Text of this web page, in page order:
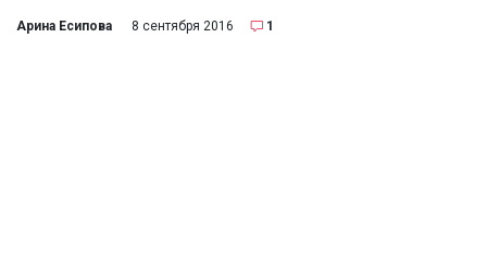
Арина Есипова 8 сентября 2016 1